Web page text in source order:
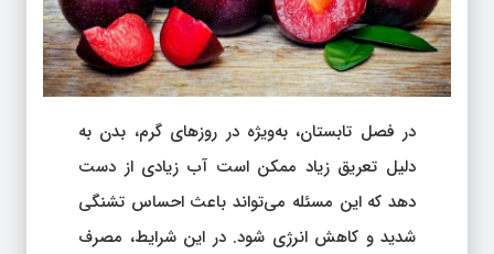
در فصل تابستان، به‌ویژه در روزهای گرم، بدن به
دلیل تعریق زیاد ممکن است آب زیادی از دست
دهد که این مسئله می‌تواند باعث احساس تشنگی
شدید و کاهش انرژی شود. در این شرایط، مصرف